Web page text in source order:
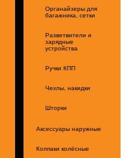
Органайзеры для
багажника, сетки
Разветвители и
зарядные
устройства
Ручки КПП
Чехлы, накидки
Шторки
Аксессуары наружные
Колпаки колёсные